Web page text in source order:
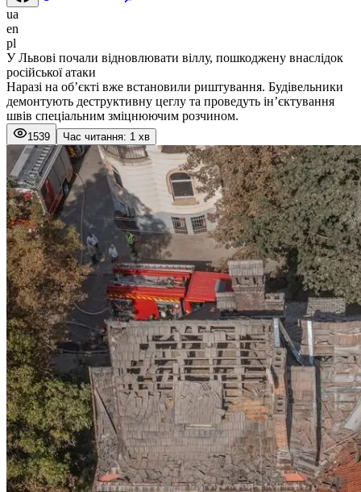
ua
en
pl
У Львові почали відновлювати віллу, пошкоджену внаслідок
російської атаки
Наразі на об’єкті вже встановили риштування. Будівельники
демонтують деструктивну цеглу та проведуть ін’єктування
швів спеціальним зміцнюючим розчином.
1539 Час читання: 1 хв